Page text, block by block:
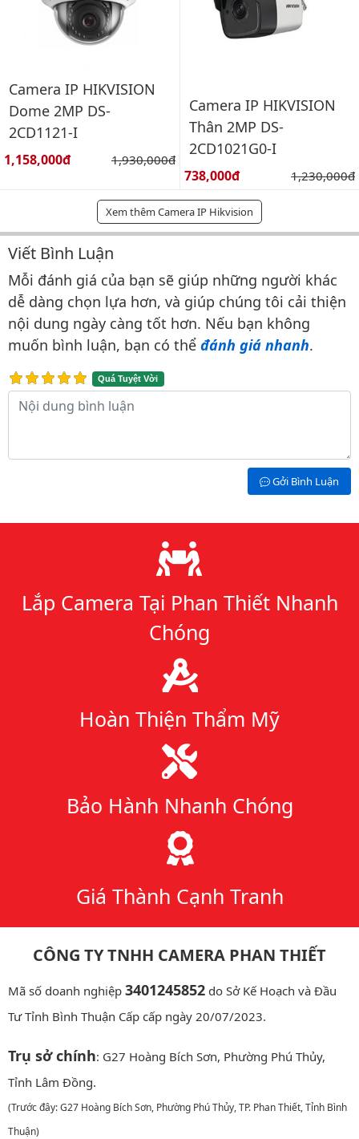
Camera IP HIKVISION
Dome 2MP DS-
2CD1121-I
Giá bán:
1,158,000đ Giá gốc:
1,930,000đ
Camera IP HIKVISION
Thân 2MP DS-
2CD1021G0-I
Giá bán:
738,000đ Giá gốc:
1,230,000đ
Xem thêm Camera IP Hikvision
Bình luận & Đánh giá
Viết Bình Luận
Mỗi đánh giá của bạn sẽ giúp những người khác
dễ dàng chọn lựa hơn, và giúp chúng tôi cải thiện
nội dung ngày càng tốt hơn. Nếu bạn không
muốn bình luận, bạn có thể đánh giá nhanh.
Quá Tuyệt Vời
Nội dung bình luận
Gởi Bình Luận
Lý do chọn chúng tôi
Lắp Camera Tại Phan Thiết Nhanh
Chóng
Hoàn Thiện Thẩm Mỹ
Bảo Hành Nhanh Chóng
Giá Thành Cạnh Tranh
CÔNG TY TNHH CAMERA PHAN THIẾT
Mã số doanh nghiệp 3401245852 do Sở Kế Hoạch và Đầu
Tư Tỉnh Bình Thuận Cấp cấp ngày 20/07/2023.
Trụ sở chính: G27 Hoàng Bích Sơn, Phường Phú Thủy,
Tỉnh Lâm Đồng.
(Trước đây: G27 Hoàng Bích Sơn, Phường Phú Thủy, TP. Phan Thiết, Tỉnh Bình
Thuận)